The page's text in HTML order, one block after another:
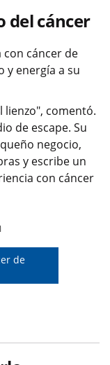
del cáncer
con cáncer de
y energía a su
lienzo", comentó.
de escape. Su
negocio,
y escribe un
con cáncer
de